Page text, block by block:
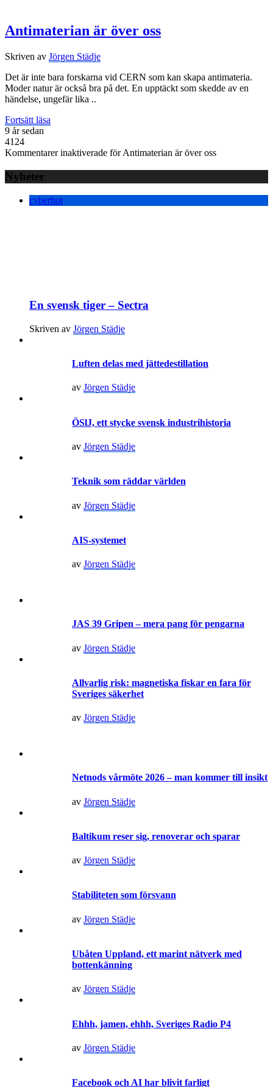
Antimaterian är över oss
Skriven av Jörgen Städje
Det är inte bara forskarna vid CERN som kan skapa antimateria.
Moder natur är också bra på det. En upptäckt som skedde av en
händelse, ungefär lika ..
Fortsätt läsa
9 år sedan
4124
Kommentarer inaktiverade för Antimaterian är över oss
Nyheter
cyberhot
En svensk tiger – Sectra
Skriven av Jörgen Städje
Luften delas med jättedestillation
av Jörgen Städje
ÖSlJ, ett stycke svensk industrihistoria
av Jörgen Städje
Teknik som räddar världen
av Jörgen Städje
AIS-systemet
av Jörgen Städje
JAS 39 Gripen – mera pang för pengarna
av Jörgen Städje
Allvarlig risk: magnetiska fiskar en fara för
Sveriges säkerhet
av Jörgen Städje
Netnods vårmöte 2026 – man kommer till insikt
av Jörgen Städje
Baltikum reser sig, renoverar och sparar
av Jörgen Städje
Stabiliteten som försvann
av Jörgen Städje
Ubåten Uppland, ett marint nätverk med
bottenkänning
av Jörgen Städje
Ehhh, jamen, ehhh, Sveriges Radio P4
av Jörgen Städje
Facebook och AI har blivit farligt